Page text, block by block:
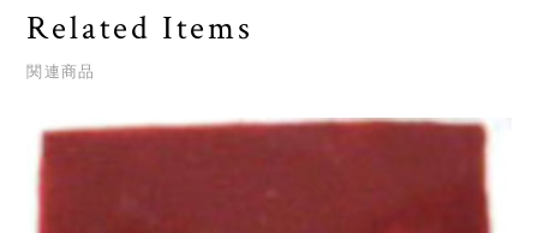
Related Items
関連商品